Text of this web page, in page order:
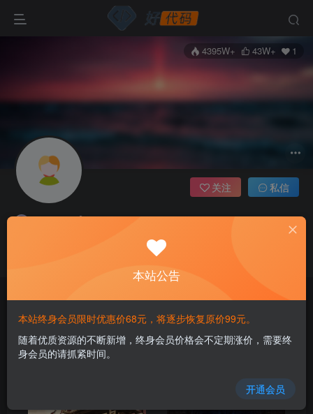
4395W+ 43W+ 1
admin
关注 私信
发布 955 排序
本站公告
本站终身会员限时优惠价68元，将逐步恢复原价99元。
随着优质资源的不断新增，终身会员价格会不定期涨价，需要终
身会员的请抓紧时间。
开通会员